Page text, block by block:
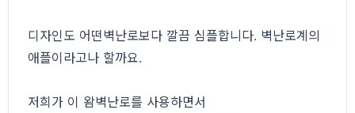
디자인도 어떤벽난로보다 깔끔 심플합니다. 벽난로계의
애플이라고나 할까요.
저희가 이 왐벽난로를 사용하면서